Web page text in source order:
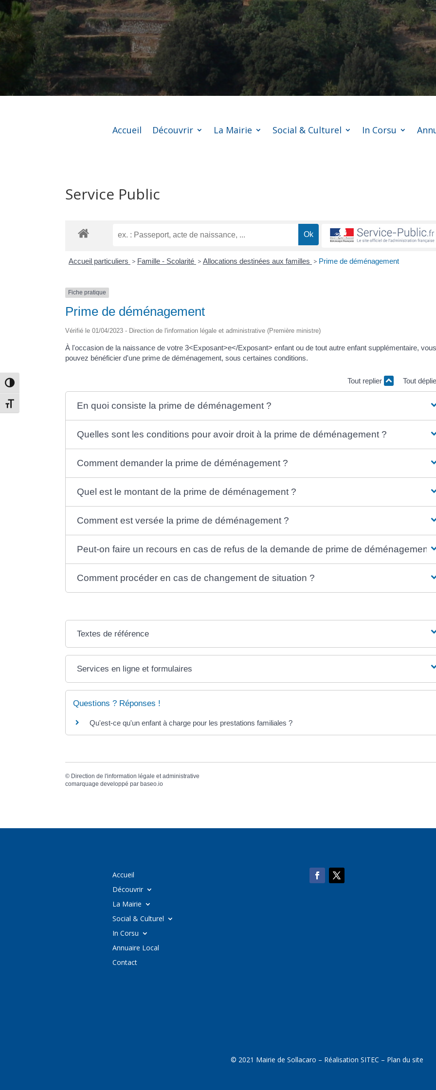
Passer en contraste élevé
Changer la taille de la police
Accueil Découvrir La Mairie Social & Culturel In Corsu
Service Public
Accueil particuliers > Famille - Scolarité > Allocations destinées aux familles > Prime de déménagement
Fiche pratique
Prime de déménagement
Vérifié le 01/04/2023 - Direction de l'information légale et administrative (Première ministre)
À l'occasion de la naissance de votre 3<Exposant>e</Exposant> enfant ou de tout autre enfant supplémentaire,
pouvez bénéficier d'une prime de déménagement, sous certaines conditions.
Tout replier Tout
En quoi consiste la prime de déménagement ?
Quelles sont les conditions pour avoir droit à la prime de déménagement ?
Comment demander la prime de déménagement ?
Quel est le montant de la prime de déménagement ?
Comment est versée la prime de déménagement ?
Peut-on faire un recours en cas de refus de la demande de prime de déménagement
Comment procéder en cas de changement de situation ?
Textes de référence
Services en ligne et formulaires
Questions ? Réponses !
Qu'est-ce qu'un enfant à charge pour les prestations familiales ?
© Direction de l'information légale et administrative
comarquage developpé par baseo.io
Accueil
Découvrir
La Mairie
Social & Culturel
In Corsu
Annuaire Local
Contact
© 2021 Mairie de Sollacaro – Réalisation SITEC – Plan du site